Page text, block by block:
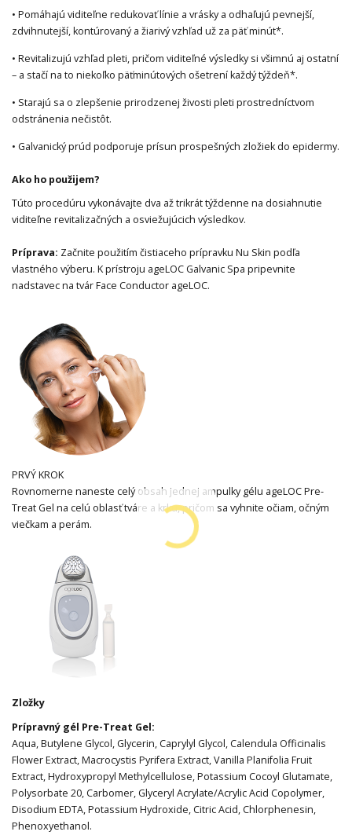
• Pomáhajú viditeľne redukovať línie a vrásky a odhaľujú pevnejší,
zdvihnutejší, kontúrovaný a žiarivý vzhľad už za päť minút*.
• Revitalizujú vzhľad pleti, pričom viditeľné výsledky si všimnú aj ostatní
– a stačí na to niekoľko päťminútových ošetrení každý týždeň*.
• Starajú sa o zlepšenie prirodzenej živosti pleti prostredníctvom
odstránenia nečistôt.
• Galvanický prúd podporuje prísun prospešných zložiek do epidermy.
Ako ho použijem?
Túto procedúru vykonávajte dva až trikrát týždenne na dosiahnutie
viditeľne revitalizačných a osviežujúcich výsledkov.
Príprava: Začnite použitím čistiaceho prípravku Nu Skin podľa
vlastného výberu. K prístroju ageLOC Galvanic Spa pripevnite
nadstavec na tvár Face Conductor ageLOC.
PRVÝ KROK
Rovnomerne naneste celý obsah jednej ampulky gélu ageLOC Pre-
Treat Gel na celú oblasť tváre a krku, pričom sa vyhnite očiam, očným
viečkam a perám.
Zložky
Prípravný gél Pre-Treat Gel:
Aqua, Butylene Glycol, Glycerin, Caprylyl Glycol, Calendula Officinalis
Flower Extract, Macrocystis Pyrifera Extract, Vanilla Planifolia Fruit
Extract, Hydroxypropyl Methylcellulose, Potassium Cocoyl Glutamate,
Polysorbate 20, Carbomer, Glyceryl Acrylate/Acrylic Acid Copolymer,
Disodium EDTA, Potassium Hydroxide, Citric Acid, Chlorphenesin,
Phenoxyethanol.